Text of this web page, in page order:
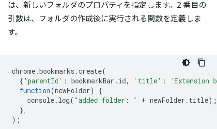
は、新しいフォルダのプロパティを指定します。2 番目の
引数は、フォルダの作成後に実行される関数を定義しま
す。
chrome.bookmarks .create(
{ 'parentId' : bookmarkBar . id, 'title' :
'Extension
function(newFolder)
{
console. log( "added folder: " + newFolder . title);
},
);